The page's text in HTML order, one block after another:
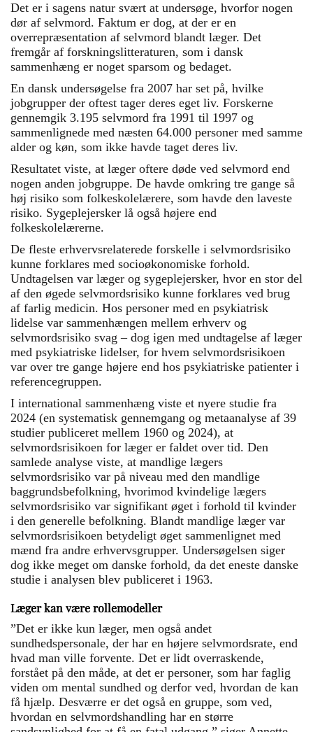
Det er i sagens natur svært at undersøge, hvorfor nogen
dør af selvmord. Faktum er dog, at der er en
overrepræsentation af selvmord blandt læger. Det
fremgår af forskningslitteraturen, som i dansk
sammenhæng er noget sparsom og bedaget.
En dansk undersøgelse fra 2007 har set på, hvilke
jobgrupper der oftest tager deres eget liv. Forskerne
gennemgik 3.195 selvmord fra 1991 til 1997 og
sammenlignede med næsten 64.000 personer med samme
alder og køn, som ikke havde taget deres liv.
Resultatet viste, at læger oftere døde ved selvmord end
nogen anden jobgruppe. De havde omkring tre gange så
høj risiko som folkeskolelærere, som havde den laveste
risiko. Sygeplejersker lå også højere end
folkeskolelærerne.
De fleste erhvervsrelaterede forskelle i selvmordsrisiko
kunne forklares med socioøkonomiske forhold.
Undtagelsen var læger og sygeplejersker, hvor en stor del
af den øgede selvmordsrisiko kunne forklares ved brug
af farlig medicin. Hos personer med en psykiatrisk
lidelse var sammenhængen mellem erhverv og
selvmordsrisiko svag – dog igen med undtagelse af læger
med psykiatriske lidelser, for hvem selvmordsrisikoen
var over tre gange højere end hos psykiatriske patienter i
referencegruppen.
I international sammenhæng viste et nyere studie fra
2024 (en systematisk gennemgang og metaanalyse af 39
studier publiceret mellem 1960 og 2024), at
selvmordsrisikoen for læger er faldet over tid. Den
samlede analyse viste, at mandlige lægers
selvmordsrisiko var på niveau med den mandlige
baggrundsbefolkning, hvorimod kvindelige lægers
selvmordsrisiko var signifikant øget i forhold til kvinder
i den generelle befolkning. Blandt mandlige læger var
selvmordsrisikoen betydeligt øget sammenlignet med
mænd fra andre erhvervsgrupper. Undersøgelsen siger
dog ikke meget om danske forhold, da det eneste danske
studie i analysen blev publiceret i 1963.
Læger kan være rollemodeller
”Det er ikke kun læger, men også andet
sundhedspersonale, der har en højere selvmordsrate, end
hvad man ville forvente. Det er lidt overraskende,
forstået på den måde, at det er personer, som har faglig
viden om mental sundhed og derfor ved, hvordan de kan
få hjælp. Desværre er det også en gruppe, som ved,
hvordan en selvmordshandling har en større